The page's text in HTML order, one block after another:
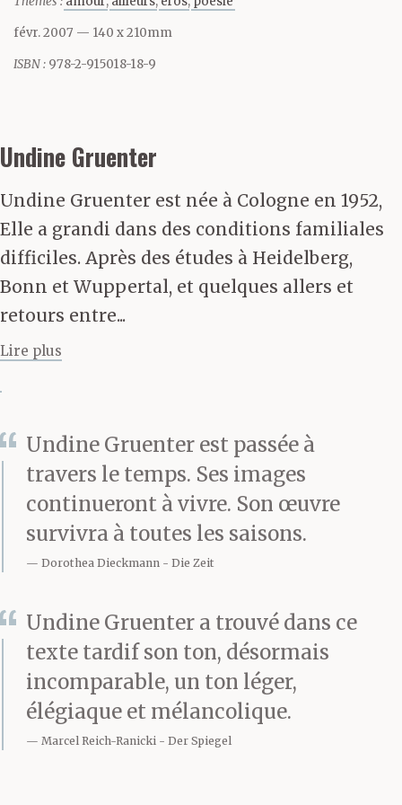
faudrait perdre ou
préserver une virginité.
est morte. Elle est
paraisse pendant les
années soixante du
vingtième siècle. Sa
mort n’a pas été
accompagnée de
comme celle de ce Dieu
soi-disant mort et qui,
pourtant, toujours se
relevait, tel un
remplissait les églises.
Son dernier voyage s’est
fait sans fanfare, sans
étendards ni drapeaux.
févr. 2007 — 140 x 210mm
ISBN : 978-2-915018-18-9
Undine Gruenter
Undine Gruenter est née à Cologne en 1952,
Elle a grandi dans des conditions familiales
difficiles. Après des études à Heidelberg,
Bonn et Wuppertal, et quelques allers et
retours entre...
Lire plus
Undine Gruenter est passée à
travers le temps. Ses images
continueront à vivre. Son œuvre
survivra à toutes les saisons.
Dorothea Dieckmann Die Zeit
Undine Gruenter a trouvé dans ce
texte tardif son ton, désormais
incomparable, un ton léger,
élégiaque et mélancolique.
Marcel Reich-Ranicki Der Spiegel